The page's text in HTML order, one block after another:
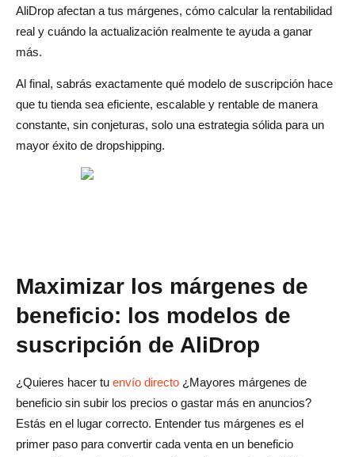
Reembolsos por correo electrónico y SMS
Resumen rápido
Guía de activación de actualizaciones y selección de
planes
Si los pedidos/semana son ≥ X o el tiempo de
preparación es ≥ Y → Pase al siguiente nivel
Paneles de control y alertas de márgenes (variación de
tarifas, recargos por envío)
Cadencia de seguimiento de CAC y pruebas creativas
Conclusión
Preguntas frecuentes sobre los modelos de suscripción
de AliDrop
AliDrop afectan a tus márgenes, cómo calcular la rentabilidad
real y cuándo la actualización realmente te ayuda a ganar
más.
Al final, sabrás exactamente qué modelo de suscripción hace
que tu tienda sea eficiente, escalable y rentable de manera
constante, sin conjeturas, solo una estrategia sólida para un
mayor éxito de dropshipping.
Maximizar los márgenes de
beneficio: los modelos de
suscripción de AliDrop
¿Quieres hacer tu envío directo ¿Mayores márgenes de
beneficio sin subir los precios o gastar más en anuncios?
Estás en el lugar correcto. Entender tus márgenes es el
primer paso para convertir cada venta en un beneficio